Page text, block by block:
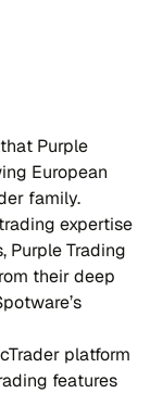
Purple
European
family.
expertise
Purple Trading
their deep
platform
features